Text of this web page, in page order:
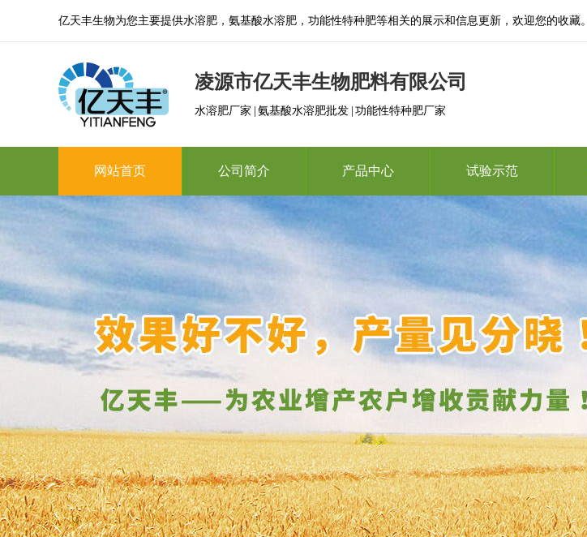
亿天丰生物为您主要提供水溶肥，氨基酸水溶肥，功能性特种肥等相关的展示和信息更新，欢迎您的收藏。
凌源市亿天丰生物肥料有限公司
水溶肥厂家 | 氨基酸水溶肥批发 | 功能性特种肥厂家
网站首页 公司简介 产品中心 试验示范